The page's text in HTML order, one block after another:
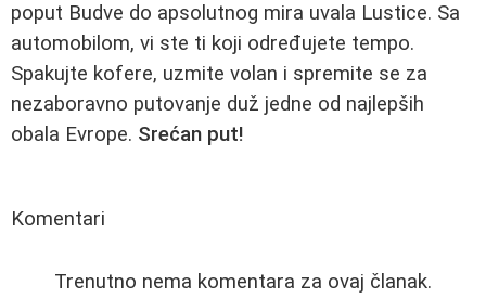
poput Budve do apsolutnog mira uvala Lustice. Sa
automobilom, vi ste ti koji određujete tempo.
Spakujte kofere, uzmite volan i spremite se za
nezaboravno putovanje duž jedne od najlepših
obala Evrope. Srećan put!
Komentari
Trenutno nema komentara za ovaj članak.